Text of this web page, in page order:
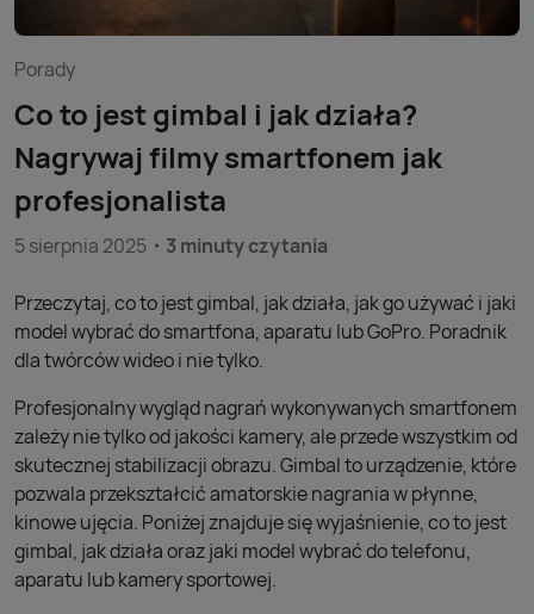
Porady
Co to jest gimbal i jak działa?
Nagrywaj filmy smartfonem jak
profesjonalista
5 sierpnia 2025 3 minuty czytania
Przeczytaj, co to jest gimbal, jak działa, jak go używać i jaki
model wybrać do smartfona, aparatu lub GoPro. Poradnik
dla twórców wideo i nie tylko.
Profesjonalny wygląd nagrań wykonywanych smartfonem
zależy nie tylko od jakości kamery, ale przede wszystkim od
skutecznej stabilizacji obrazu. Gimbal to urządzenie, które
pozwala przekształcić amatorskie nagrania w płynne,
kinowe ujęcia. Poniżej znajduje się wyjaśnienie, co to jest
gimbal, jak działa oraz jaki model wybrać do telefonu,
aparatu lub kamery sportowej.